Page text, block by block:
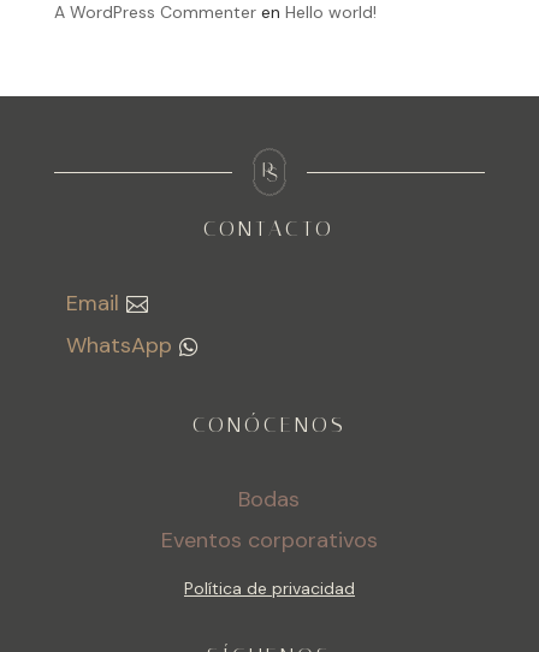
A WordPress Commenteren Hello world!
CONTACTO
Email
WhatsApp
CONÓCENOS
Bodas
Eventos corporativos
Política de privacidad